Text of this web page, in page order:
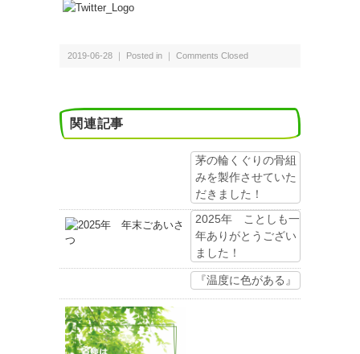
2019-06-28 ｜ Posted in ｜ Comments Closed
関連記事
茅の輪くぐりの骨組
みを製作させていた
だきました！
2025年 ことしも一
年ありがとうござい
ました！
『温度に色がある』